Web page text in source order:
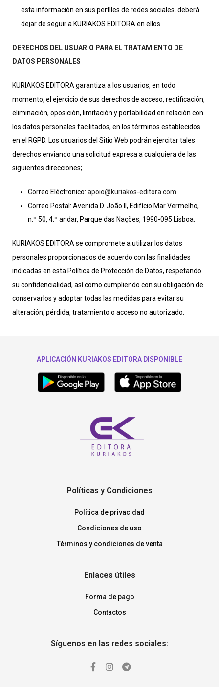
esta información en sus perfiles de redes sociales, deberá
dejar de seguir a KURIAKOS EDITORA en ellos.
DERECHOS DEL USUARIO PARA EL TRATAMIENTO DE
DATOS PERSONALES
KURIAKOS EDITORA garantiza a los usuarios, en todo
momento, el ejercicio de sus derechos de acceso, rectificación,
eliminación, oposición, limitación y portabilidad en relación con
los datos personales facilitados, en los términos establecidos
en el RGPD. Los usuarios del Sitio Web podrán ejercitar tales
derechos enviando una solicitud expresa a cualquiera de las
siguientes direcciones;
Correo Eléctronico:apoio@kuriakos-editora.com
Correo Postal: Avenida D. João II, Edifício Mar Vermelho,
n.º 50, 4.º andar, Parque das Nações, 1990-095 Lisboa.
KURIAKOS EDITORA se compromete a utilizar los datos
personales proporcionados de acuerdo con las finalidades
indicadas en esta Política de Protección de Datos, respetando
su confidencialidad, así como cumpliendo con su obligación de
conservarlos y adoptar todas las medidas para evitar su
alteración, pérdida, tratamiento o acceso no autorizado.
APLICACIÓN KURIAKOS EDITORA DISPONIBLE
Políticas y Condiciones
Política de privacidad
Condiciones de uso
Términos y condiciones de venta
Enlaces útiles
Forma de pago
Contactos
Síguenos en las redes sociales: